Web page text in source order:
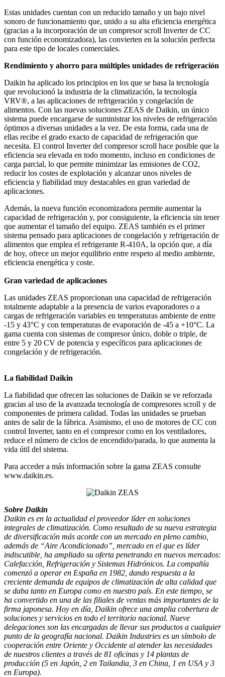
Estas unidades cuentan con un reducido tamaño y un bajo nivel
sonoro de funcionamiento que, unido a su alta eficiencia energética
(gracias a la incorporación de un compresor scroll Inverter de CC
con función economizadora), las convierten en la solución perfecta
para este tipo de locales comerciales.
Rendimiento y ahorro para múltiples unidades de refrigeración
Daikin ha aplicado los principios en los que se basa la tecnología
que revolucionó la industria de la climatización, la tecnología
VRV®, a las aplicaciones de refrigeración y congelación de
alimentos. Con las nuevas soluciones ZEAS de Daikin, un único
sistema puede encargarse de suministrar los niveles de refrigeración
óptimos a diversas unidades a la vez. De esta forma, cada una de
ellas recibe el grado exacto de capacidad de refrigeración que
necesita. El control Inverter del compresor scroll hace posible que la
eficiencia sea elevada en todo momento, incluso en condiciones de
carga parcial, lo que permite minimizar las emisiones de CO2,
reducir los costes de explotación y alcanzar unos niveles de
eficiencia y fiabilidad muy destacables en gran variedad de
aplicaciones.
Además, la nueva función economizadora permite aumentar la
capacidad de refrigeración y, por consiguiente, la eficiencia sin tener
que aumentar el tamaño del equipo. ZEAS también es el primer
sistema pensado para aplicaciones de congelación y refrigeración de
alimentos que emplea el refrigerante R-410A, la opción que, a día
de hoy, ofrece un mejor equilibrio entre respeto al medio ambiente,
eficiencia energética y coste.
Gran variedad de aplicaciones
Las unidades ZEAS proporcionan una capacidad de refrigeración
totalmente adaptable a la presencia de varios evaporadores o a
cargas de refrigeración variables en temperaturas ambiente de entre
-15 y 43°C y con temperaturas de evaporación de -45 a +10°C. La
gama cuenta con sistemas de compresor único, doble o triple, de
entre 5 y 20 CV de potencia y específicos para aplicaciones de
congelación y de refrigeración.
La fiabilidad Daikin
La fiabilidad que ofrecen las soluciones de Daikin se ve reforzada
gracias al uso de la avanzada tecnología de compresores scroll y de
componentes de primera calidad. Todas las unidades se prueban
antes de salir de la fábrica. Asimismo, el uso de motores de CC con
control Inverter, tanto en el compresor como en los ventiladores,
reduce el número de ciclos de encendido/parada, lo que aumenta la
vida útil del sistema.
Para acceder a más información sobre la gama ZEAS consulte
www.daikin.es.
Sobre Daikin
Daikin es en la actualidad el proveedor líder en soluciones
integrales de climatización. Como resultado de su nueva estrategia
de diversificación más acorde con un mercado en pleno cambio,
además de “Aire Acondicionado”, mercado en el que es líder
indiscutible, ha ampliado su oferta penetrando en nuevos mercados:
Calefacción, Refrigeración y Sistemas Hidrónicos. La compañía
comenzó a operar en España en 1982, dando respuesta a la
creciente demanda de equipos de climatización de alta calidad que
se daba tanto en Europa como en nuestro país. En este tiempo, se
ha convertido en una de las filiales de ventas más importantes de la
firma japonesa. Hoy en día, Daikin ofrece una amplia cobertura de
soluciones y servicios en todo el territorio nacional. Nueve
delegaciones son las encargadas de llevar sus productos a cualquier
punto de la geografía nacional. Daikin Industries es un símbolo de
cooperación entre Oriente y Occidente al atender las necesidades
de nuestros clientes a través de 81 oficinas y 14 plantas de
producción (5 en Japón, 2 en Tailandia, 3 en China, 1 en USA y 3
en Europa).